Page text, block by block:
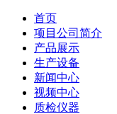
首页
项目公司简介
产品展示
生产设备
新闻中心
视频中心
质检仪器